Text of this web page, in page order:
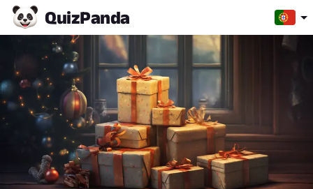
QuizPanda